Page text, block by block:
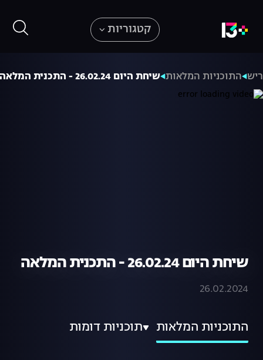
קטגוריות
התוכניות המלאות שיחת היום 26.02.24 - התכנית המלאה
שיחת היום 26.02.24 - התכנית המלאה
26.02.2024
התוכניות המלאות תוכניות דומות